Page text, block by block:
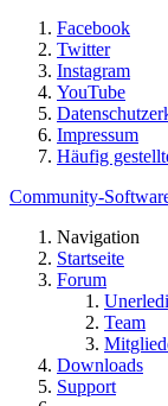
Facebook
Twitter
Instagram
YouTube
Impressum
Häufig
Community-
Navigation
Startseite
Forum
Team
Downloads
Support